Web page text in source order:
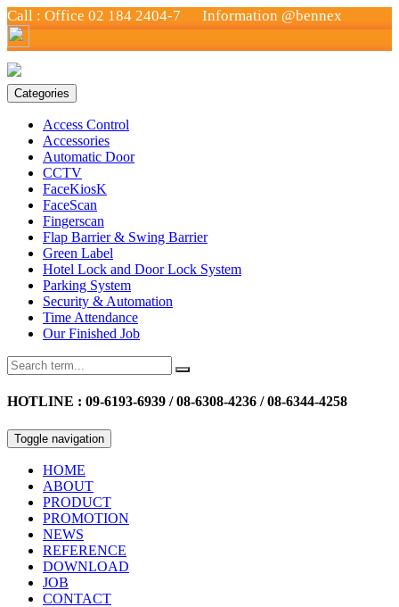
Call : Office 02 184 2404-7 Information @bennex
Categories
Access Control
Accessories
Automatic Door
CCTV
FaceKiosK
FaceScan
Fingerscan
Flap Barrier & Swing Barrier
Green Label
Hotel Lock and Door Lock System
Parking System
Security & Automation
Time Attendance
Our Finished Job
HOTLINE : 09-6193-6939 / 08-6308-4236 / 08-6344-4258
Toggle navigation
HOME
ABOUT
PRODUCT
PROMOTION
NEWS
REFERENCE
DOWNLOAD
JOB
CONTACT